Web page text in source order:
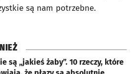
są nam potrzebne.
są „jakieś żaby”. 10 rzeczy, które